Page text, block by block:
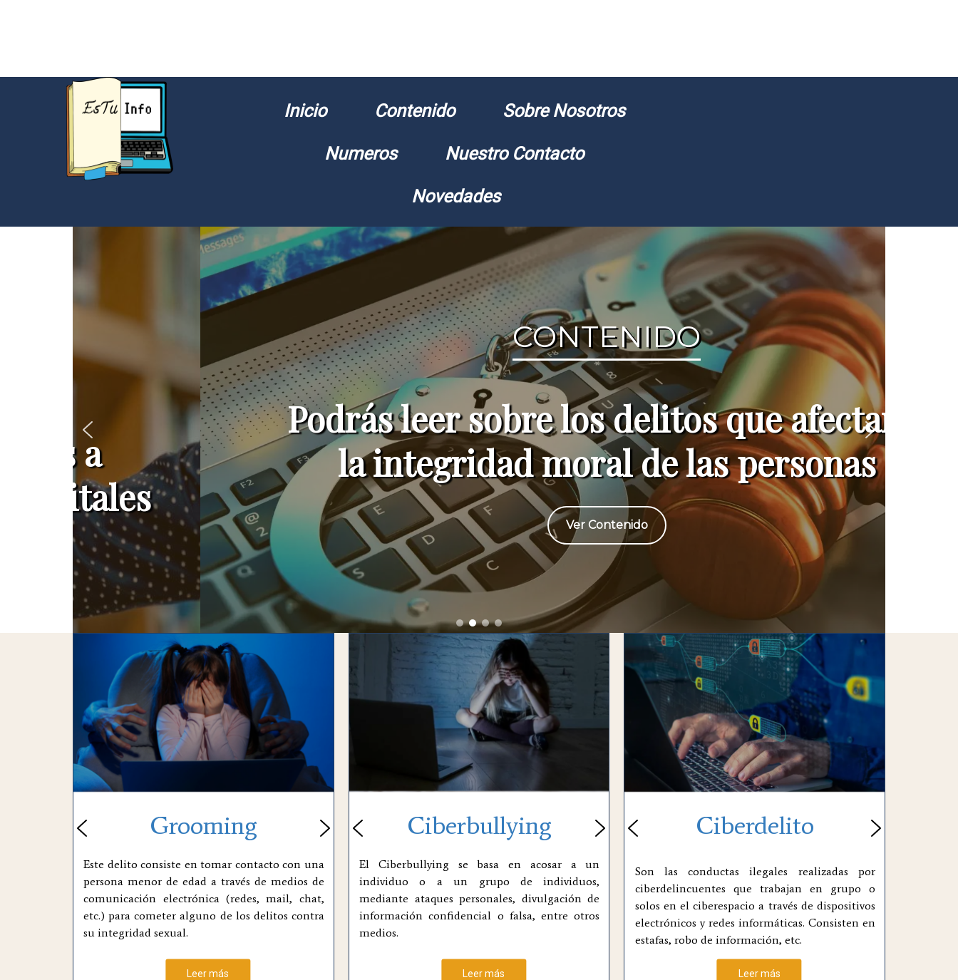
Inicio Contenido Sobre Nosotros
Numeros Nuestro Contacto
Novedades
CONTENIDO
Podrás leer sobre los delitos que afectan a
la integridad moral de las personas
Ver Contenido
Grooming
Este delito consiste en tomar contacto con una
persona menor de edad a través de medios de
comunicación electrónica (redes, mail, chat,
etc.) para cometer alguno de los delitos contra
su integridad sexual.
Leer más
Ciberbullying
El Ciberbullying se basa en acosar a un
individuo o a un grupo de individuos,
mediante ataques personales, divulgación de
información confidencial o falsa, entre otros
medios.
Leer más
Ciberdelito
Son las conductas ilegales realizadas por
ciberdelincuentes que trabajan en grupo o
solos en el ciberespacio a través de dispositivos
electrónicos y redes informáticas. Consisten en
estafas, robo de información, etc.
Leer más